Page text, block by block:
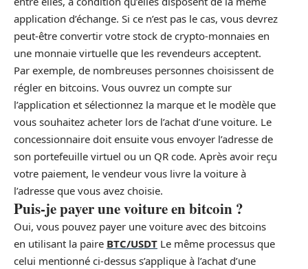
application d’échange. Si ce n’est pas le cas, vous devrez
peut-être convertir votre stock de crypto-monnaies en
une monnaie virtuelle que les revendeurs acceptent.
Par exemple, de nombreuses personnes choisissent de
régler en bitcoins. Vous ouvrez un compte sur
l’application et sélectionnez la marque et le modèle que
vous souhaitez acheter lors de l’achat d’une voiture. Le
concessionnaire doit ensuite vous envoyer l’adresse de
son portefeuille virtuel ou un QR code. Après avoir reçu
votre paiement, le vendeur vous livre la voiture à
l’adresse que vous avez choisie.
Puis-je payer une voiture en bitcoin ?
Oui, vous pouvez payer une voiture avec des bitcoins
en utilisant la paire BTC/USDT Le même processus que
celui mentionné ci-dessus s’applique à l’achat d’une